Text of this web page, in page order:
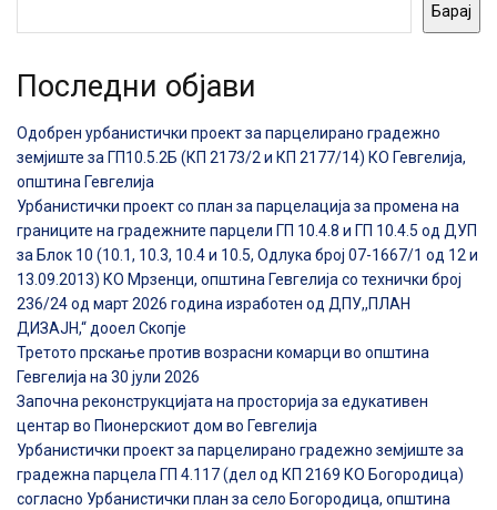
Барај
Последни објави
Одобрен урбанистички проект за парцелирано градежно
земјиште за ГП10.5.2Б (КП 2173/2 и КП 2177/14) КО Гевгелија,
општина Гевгелија
Урбанистички проект со план за парцелација за промена на
границите на градежните парцели ГП 10.4.8 и ГП 10.4.5 од ДУП
за Блок 10 (10.1, 10.3, 10.4 и 10.5, Одлука број 07-1667/1 од 12 и
13.09.2013) КО Мрзенци, општина Гевгелија со технички број
236/24 од март 2026 година изработен од ДПУ,,ПЛАН
ДИЗАЈН,“ дооел Скопје
Третото прскање против возрасни комарци во општина
Гевгелија на 30 јули 2026
Започна реконструкцијата на просторија за едукативен
центар во Пионерскиот дом во Гевгелија
Урбанистички проект за парцелирано градежно земјиште за
градежна парцела ГП 4.117 (дел од КП 2169 КО Богородица)
согласно Урбанистички план за село Богородица, општина